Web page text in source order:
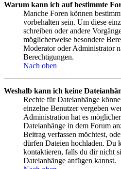
Warum kann ich auf bestimmte
Manche Foren können
vorbehalten sein. Um diese
schreiben oder andere
möglicherweise besondere
Moderator oder Administrator
Berechtigungen.
Nach oben
Weshalb kann ich keine
Rechte für Dateianhänge
einzelne Benutzer vergeben
Administration hat es
Dateianhänge in dem Forum
Beitrag verfassen möchtest,
dürfen Dateien hochladen. Du
kontaktieren, falls du dir nicht
Dateianhänge anfügen kannst.